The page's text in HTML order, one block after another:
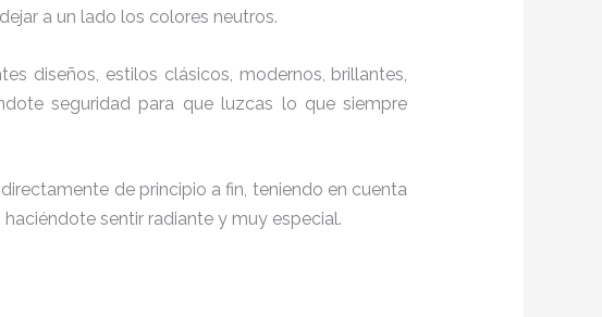
a un lado los colores neutros.
diseños, estilos clásicos, modernos, brillantes,
seguridad para que luzcas lo que siempre
de principio a fin, teniendo en cuenta
sentir radiante y muy especial.